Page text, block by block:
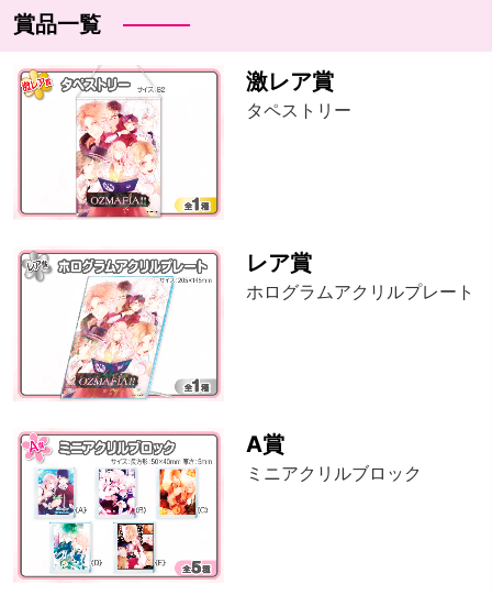
賞品一覧
激レア賞
タペストリー
レア賞
ホログラムアクリルプレート
A賞
ミニアクリルブロック